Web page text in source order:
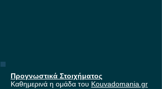
Προγνωστικά Στοιχήματος
Καθημερινά η ομάδα του Kouvadomania.gr